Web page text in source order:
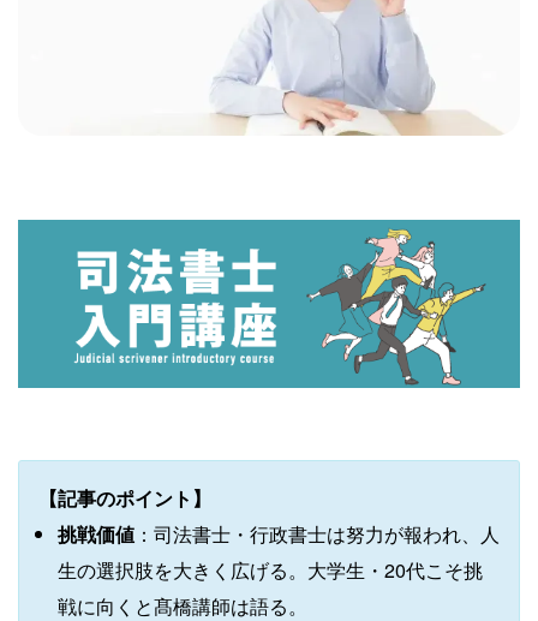
【記事のポイント】
挑戦価値 ：司法書士・行政書士は努力が報われ、人
生の選択肢を大きく広げる。大学生・20代こそ挑
戦に向くと髙橋講師は語る。